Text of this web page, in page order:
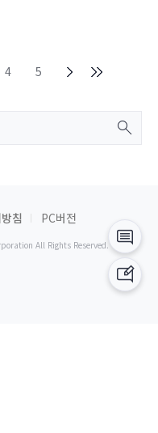
4 5
침 PC버전
All Rights Reserved.